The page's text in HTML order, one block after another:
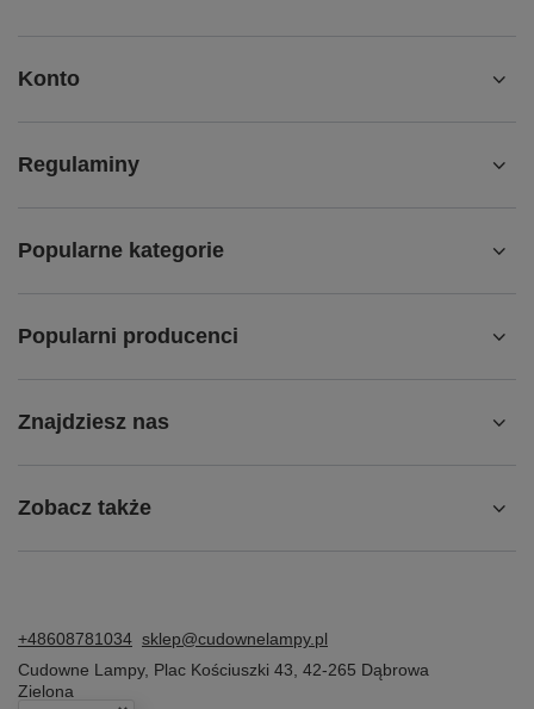
Konto
Regulaminy
Popularne kategorie
Popularni producenci
Znajdziesz nas
Zobacz także
+48608781034 sklep@cudownelampy.pl
Cudowne Lampy, Plac Kościuszki 43 42-265 Dąbrowa
Zielona